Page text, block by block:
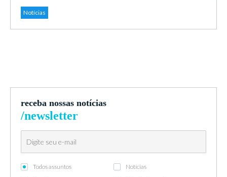
Notícias
receba nossas notícias
/newsletter
Todos assuntos
Notícias